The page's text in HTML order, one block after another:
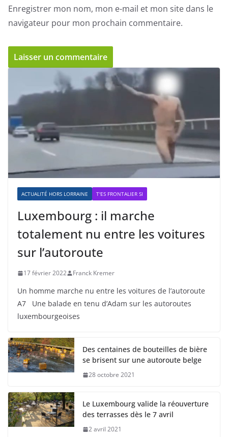
Enregistrer mon nom, mon e-mail et mon site dans le
navigateur pour mon prochain commentaire.
ACTUALITÉ HORS LORRAINE T'ES FRONTALIER SI
Luxembourg : il marche
totalement nu entre les voitures
sur l’autoroute
17 février 2022 Franck Kremer
Un homme marche nu entre les voitures de l’autoroute
A7 Une balade en tenu d’Adam sur les autoroutes
luxembourgeoises
Des centaines de bouteilles de bière
se brisent sur une autoroute belge
28 octobre 2021
Le Luxembourg valide la réouverture
des terrasses dès le 7 avril
2 avril 2021